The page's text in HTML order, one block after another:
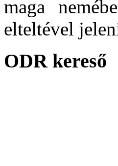
maga
elteltével
ODR kereső